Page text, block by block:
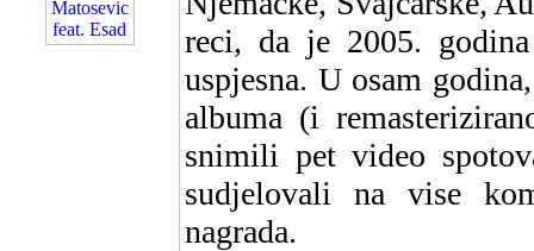
reci, da je 2005.
uspjesna. U osam
albuma (i
snimili pet video
sudjelovali na vise
nagrada.